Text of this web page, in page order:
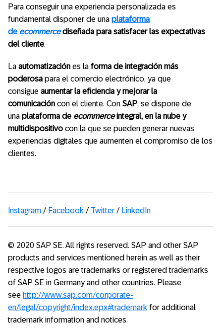
Para conseguir una experiencia personalizada es
fundamental disponer de una plataforma
de ecommercediseñada para satisfacer las expectativas
del cliente.
La automatización es la forma de integración más
poderosa para el comercio electrónico, ya que
consigue aumentar la eficiencia y mejorar la
comunicación con el cliente. Con SAP, se dispone de
una plataforma de ecommerceintegral, en la nube y
multidispositivo con la que se pueden generar nuevas
experiencias digitales que aumenten el compromiso de los
clientes.
Instagram / Facebook / Twitter / LinkedIn
© 2020 SAP SE. All rights reserved. SAP and other SAP
products and services mentioned herein as well as their
respective logos are trademarks or registered trademarks
of SAP SE in Germany and other countries. Please
see http://www.sap.com/corporate-
en/legal/copyright/index.epx#trademark for additional
trademark information and notices.